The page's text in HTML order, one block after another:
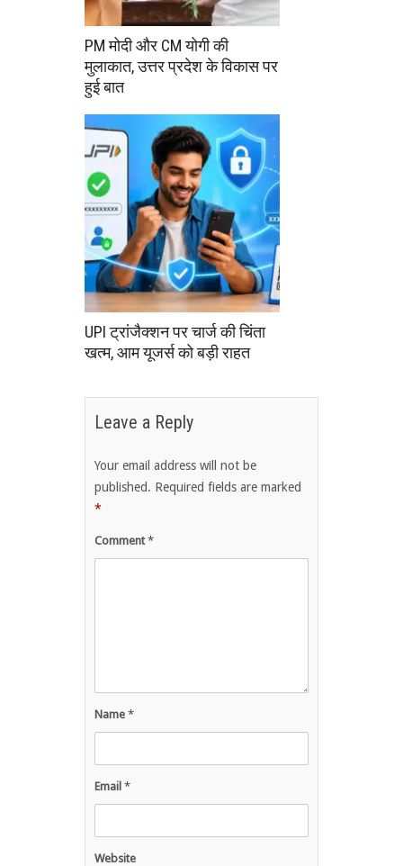
PM मोदी और CM योगी की
मुलाकात, उत्तर प्रदेश के विकास पर
हुई बात
UPI ट्रांजैक्शन पर चार्ज की चिंता
खत्म, आम यूजर्स को बड़ी राहत
Leave a Reply
Your email address will not be
published. Required fields are marked
*
Comment*
Name *
Email *
Website